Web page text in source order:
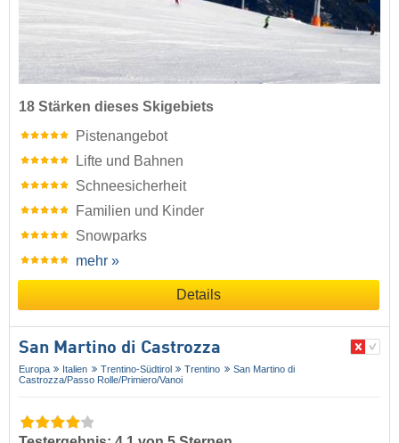
18 Stärken dieses Skigebiets
Pistenangebot
Lifte und Bahnen
Schneesicherheit
Familien und Kinder
Snowparks
mehr »
Details
San Martino di Castrozza
Europa Italien Trentino-Südtirol Trentino
San Martino di
Castrozza/​Passo Rolle/​Primiero/​Vanoi